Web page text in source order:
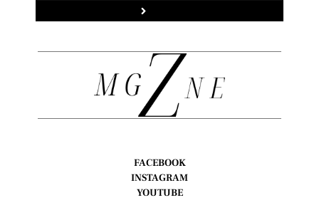
FACEBOOK
INSTAGRAM
YOUTUBE